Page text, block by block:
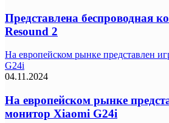
Представлена беспроводная
Resound 2
На европейском рынке представлен
G24i
04.11.2024
На европейском рынке
монитор Xiaomi G24i